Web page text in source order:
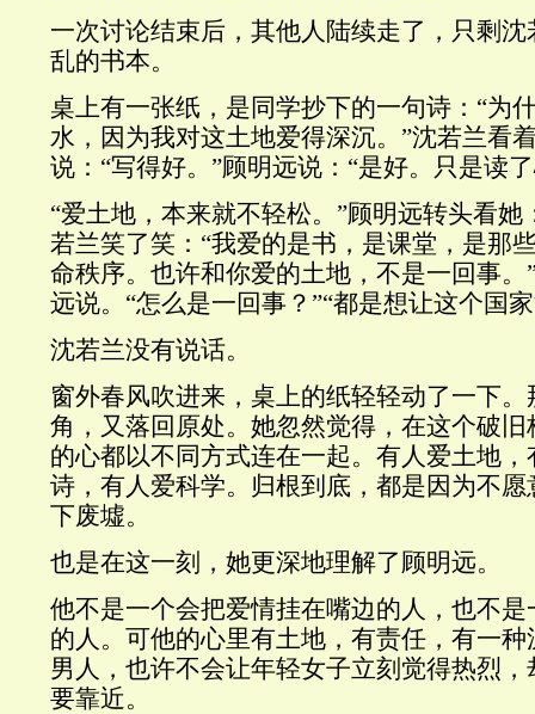
一次讨论结束后，其他人陆续走了，只剩
乱的书本。
桌上有一张纸，是同学抄下的一句诗：“为
水，因为我对这土地爱得深沉。”沈若兰看
说：“写得好。”顾明远说：“是好。只是读
“爱土地，本来就不轻松。”顾明远转头看她
若兰笑了笑：“我爱的是书，是课堂，是那
命秩序。也许和你爱的土地，不是一回事。
远说。“怎么是一回事？”“都是想让这个国
沈若兰没有说话。
窗外春风吹进来，桌上的纸轻轻动了一下
角，又落回原处。她忽然觉得，在这个破
的心都以不同方式连在一起。有人爱土地
诗，有人爱科学。归根到底，都是因为不
下废墟。
也是在这一刻，她更深地理解了顾明远。
他不是一个会把爱情挂在嘴边的人，也不
的人。可他的心里有土地，有责任，有一
男人，也许不会让年轻女子立刻觉得热烈
要靠近。